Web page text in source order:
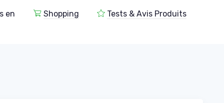
en
Shopping Tests & Avis Produits